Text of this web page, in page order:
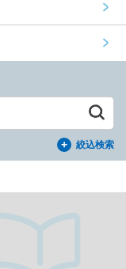
絞込検索